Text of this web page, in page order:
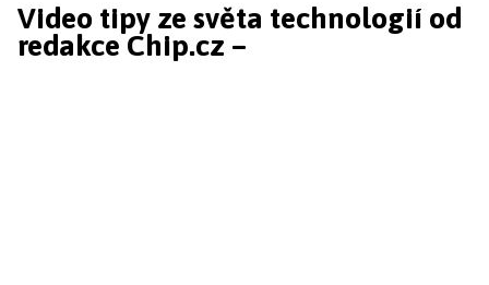
Video tipy ze světa technologií od
redakce Chip.cz –